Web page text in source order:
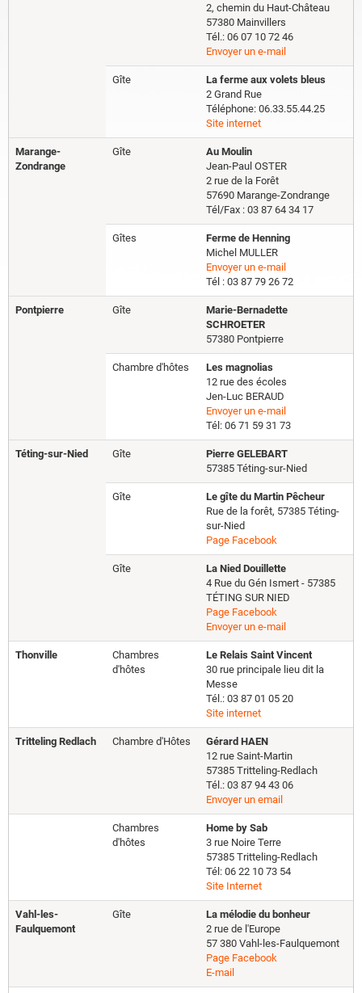
2, chemin du Haut-Château
57380 Mainvillers
Tél.: 06 07 10 72 46
Envoyer un e-mail
Gîte
La ferme aux volets bleus
2 Grand Rue
Téléphone: 06.33.55.44.25
Site internet
Marange-
Zondrange
Gîte
Au Moulin
Jean-Paul OSTER
2 rue de la Forêt
57690 Marange-Zondrange
Tél/Fax : 03 87 64 34 17
Gîtes
Ferme de Henning
Michel MULLER
Envoyer un e-mail
Tél : 03 87 79 26 72
Pontpierre Gîte
Marie-Bernadette
SCHROETER
57380 Pontpierre
Chambre d'hôtes
Les magnolias
12 rue des écoles
Jen-Luc BERAUD
Envoyer un e-mail
Tél: 06 71 59 31 73
Téting-sur-Nied Gîte
Pierre GELEBART
57385 Téting-sur-Nied
Gîte
Le gîte du Martin Pêcheur
Rue de la forêt, 57385 Téting-
sur-Nied
Page Facebook
Gîte
La Nied Douillette
4 Rue du Gén Ismert - 57385
TÉTING SUR NIED
Page Facebook
Envoyer un e-mail
Thonville
Chambres
d'hôtes
Le Relais Saint Vincent
30 rue principale lieu dit la
Messe
Tél.: 03 87 01 05 20
Site internet
Tritteling Redlach Chambre d'Hôtes
Gérard HAEN
12 rue Saint-Martin
57385 Tritteling-Redlach
Tél.: 03 87 94 43 06
Envoyer un email
Chambres
d'hôtes
Home by Sab
3 rue Noire Terre
57385 Tritteling-Redlach
Tél: 06 22 10 73 54
Site Internet
Vahl-les-
Faulquemont
Gîte
La mélodie du bonheur
2 rue de l'Europe
57 380 Vahl-les-Faulquemont
Page Facebook
E-mail